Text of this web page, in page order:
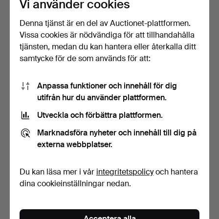
JOHN ANDERSSON
Klubbades 16 mar 2025
JOHN ANDERSSON
stengods…
Klubbades 16 mar 2025
Vi använder cookies
Denna tjänst är en del av Auctionet-plattformen.
Vissa cookies är nödvändiga för att tillhandahålla
tjänsten, medan du kan hantera eller återkalla ditt
samtycke för de som används för att:
Anpassa funktioner och innehåll för dig
utifrån hur du använder plattformen.
Utveckla och förbättra plattformen.
Marknadsföra nyheter och innehåll till dig på
externa webbplatser.
Du kan läsa mer i vår integritetspolicyoch hantera
dina cookieinställningar nedan.